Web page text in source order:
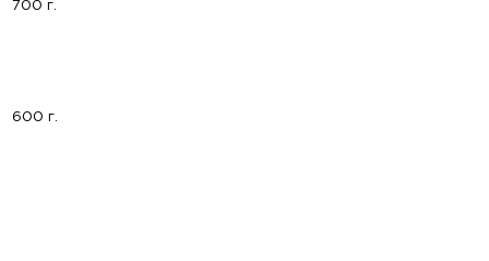
700 г.
600 г.